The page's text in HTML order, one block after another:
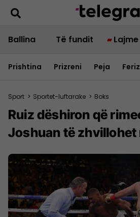
Ballina Të fundit Lajme
Prishtina Prizreni Peja
Sport > Sportet-luftarake > Boks
Ruiz dëshiron që
Joshuan të zhvillohet